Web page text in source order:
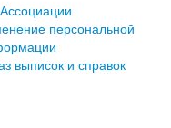
персональной
выписок и справок